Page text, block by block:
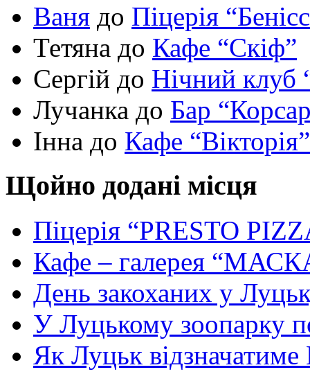
Ваня до Піцерія
Тетяна до Кафе “Скіф”
Сергій до Нічний клуб
Лучанка до Бар
Інна до Кафе “Вікторія”
Щойно додані місця
Піцерія “PRESTO
Кафе – галерея
День закоханих у
У Луцькому зоопарку
Як Луцьк відзначатиме